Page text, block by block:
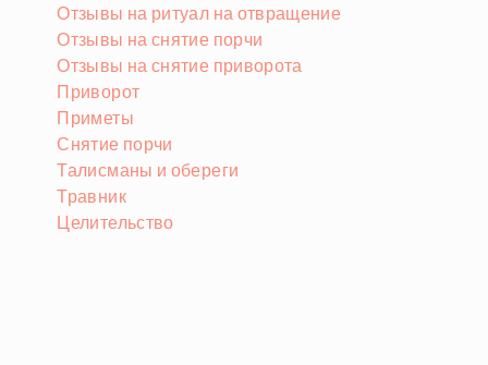
Отзывы на ритуал на отвращение
Отзывы на снятие порчи
Отзывы на снятие приворота
Приворот
Приметы
Снятие порчи
Талисманы и обереги
Травник
Целительство